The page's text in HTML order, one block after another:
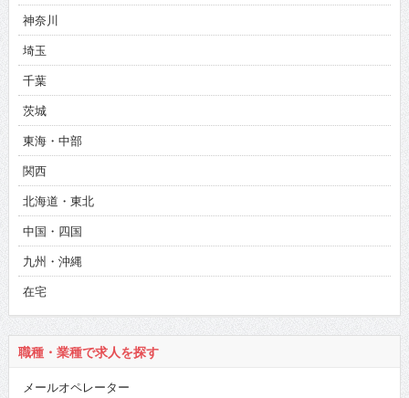
神奈川
埼玉
千葉
茨城
東海・中部
関西
北海道・東北
中国・四国
九州・沖縄
在宅
職種・業種で求人を探す
メールオペレーター